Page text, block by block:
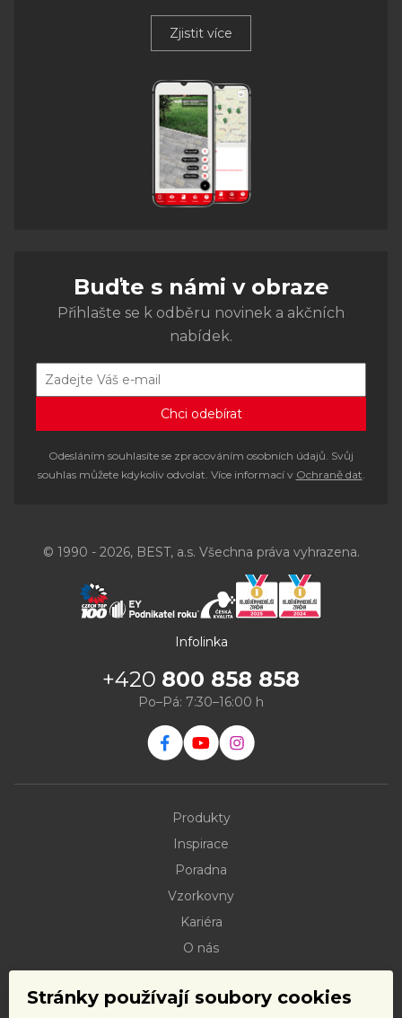
Stránky používají soubory cookies
Zjistit více
Buďte s námi v obraze
Přihlašte se k odběru novinek a akčních
nabídek.
Odesláním souhlasíte se zpracováním osobních údajů. Svůj
souhlas můžete kdykoliv odvolat. Více informací v Ochraně dat.
© 1990 - 2026, BEST, a.s. Všechna práva vyhrazena.
Infolinka
+420 800 858 858
Po–Pá: 7:30–16:00 h
Produkty
Inspirace
Poradna
Vzorkovny
Kariéra
O nás
Dokumenty ke stažení